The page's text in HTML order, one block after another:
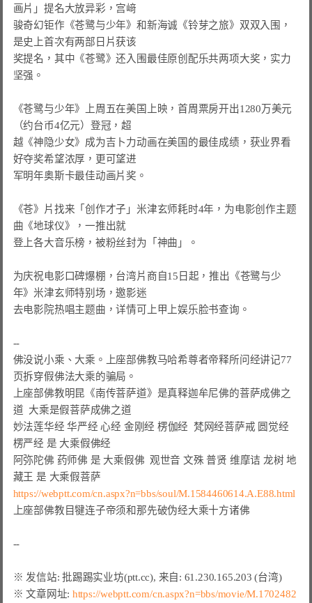
画片」提名大放异彩，宫﨑
骏奇幻钜作《苍鹭与少年》和新海诚《铃芽之旅》双双入围，
是史上首次有两部日片获该
奖提名，其中《苍鹭》还入围最佳原创配乐共两项大奖，实力
坚强。
《苍鹭与少年》上周五在美国上映，首周票房开出1280万美元
（约台币4亿元）登冠，超
越《神隐少女》成为吉卜力动画在美国的最佳成绩，获业界看
好夺奖希望浓厚，更可望进
军明年奥斯卡最佳动画片奖。
《苍》片找来「创作才子」米津玄师耗时4年，为电影创作主题
曲《地球仪》，一推出就
登上各大音乐榜，被粉丝封为「神曲」。
为庆祝电影口碑爆棚，台湾片商自15日起，推出《苍鹭与少
年》米津玄师特别场，邀影迷
去电影院热唱主题曲，详情可上甲上娱乐脸书查询。
佛没说小乘 、 大乘 。
上座部佛教马哈希尊者帝释所问经讲记77
页拆穿假佛法大乘的骗局 。
上座部佛教明昆《南传菩萨道》 是真释迦牟尼佛的菩萨成佛之
道 大乘是假
妙法莲华经 华严经 心经 金刚经 楞伽经 梵网经菩萨戒 圆觉经
楞严经 是 大乘假
阿弥陀佛 药师佛 是 大乘假佛 观世音 文殊 普贤 维摩诘 龙树 地
藏王 是 大乘假
https://webptt.com/cn.aspx?n=bbs/soul/M.1584460614.A.E88.html
上座部佛教目犍连子帝须和那先破伪经大乘十方诸佛
※ 发信站: 批踢踢实业坊(ptt.cc), 来自: 61.230.165.203 (台湾)
※ 文章网址: https://webptt.com/cn.aspx?n=bbs/movie/M.1702482